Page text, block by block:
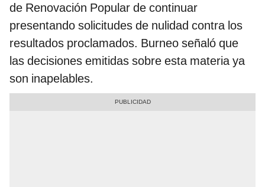
de Renovación Popular de continuar
presentando solicitudes de nulidad contra los
resultados proclamados. Burneo señaló que
las decisiones emitidas sobre esta materia ya
son inapelables.